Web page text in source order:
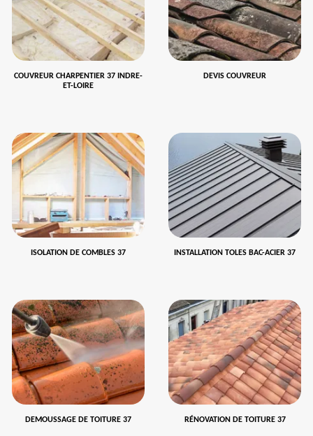
COUVREUR CHARPENTIER 37 INDRE-
ET-LOIRE
DEVIS COUVREUR
ISOLATION DE COMBLES 37 INSTALLATION TOLES BAC-ACIER 37
DEMOUSSAGE DE TOITURE 37 RÉNOVATION DE TOITURE 37